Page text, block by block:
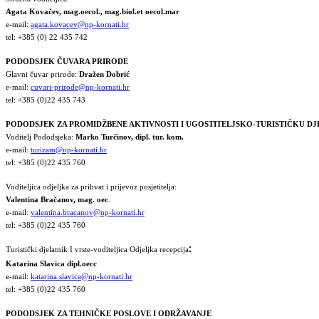
Agata Kovačev, mag.oecol., mag.biol.et oecol.mar
e-mail: agata.kovacev@np-kornati.hr
tel: +385 (0) 22 435 742
PODODSJEK ČUVARA PRIRODE
Glavni čuvar prirode: Dražen Dobrić
e-mail: cuvari-prirode@np-kornati.hr
tel: +385 (0)22 435 743
PODODSJEK ZA PROMIDŽBENE AKTIVNOSTI I UGOSTITELJSKO-TURISTIČKU
Voditelj Pododsjeka: Marko Turčinov, dipl. tur. kom.
e-mail: turizam@np-kornati.hr
tel: +385 (0)22 435 760
Voditeljica odjeljka za prihvat i prijevoz posjetitelja:
Valentina Bračanov, mag. oec
e-mail: valentina.bracanov@np-kornati.hr
tel: +385 (0)22 435 760
Turistički djelatnik I vrste-voditeljica Odjeljka recepcija:
Katarina Slavica dipl.oecc
e-mail: katarina.slavica@np-kornati.hr
tel: +385 (0)22 435 760
PODODSJEK ZA TEHNIČKE POSLOVE I ODRŽAVANJE